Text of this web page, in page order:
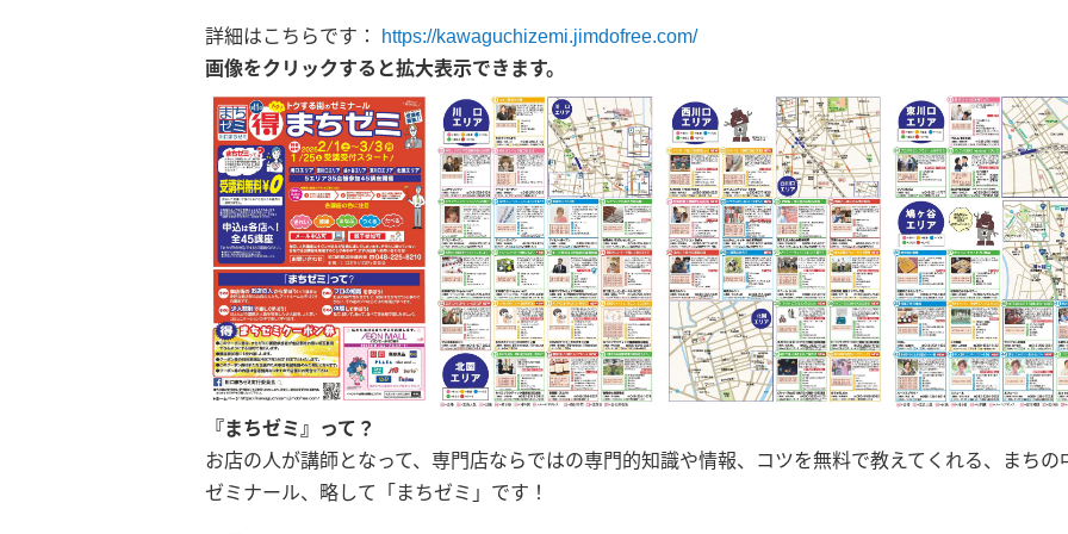
詳細はこちらです：
https://kawaguchizemi.jimdofree.com/
画像をクリックすると拡大表示できます。
『まちゼミ』って？
お店の人が講師となって、専門店ならではの専門的知識や情報、コツを無料で教えてくれる、まちの
ゼミナール、略して「まちゼミ」です！